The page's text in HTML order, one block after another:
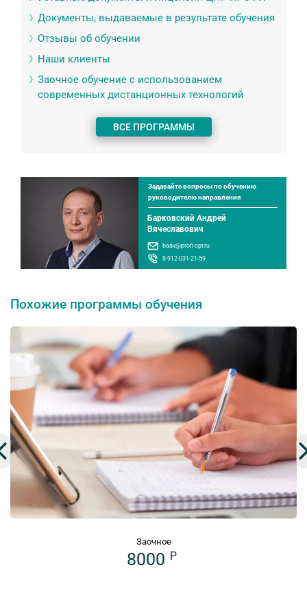
Документы, выдаваемые в результате обучения
Отзывы об обучении
Наши клиенты
Заочное обучение с использованием
современных дистанционных технологий
ВСЕ ПРОГРАММЫ
Задавайте вопросы по обучению
руководителю направления
Барковский Андрей
Вячеславович
baav@profi-cpr.ru
8-912-031-21-59
Похожие программы обучения
Заочное
8000 P